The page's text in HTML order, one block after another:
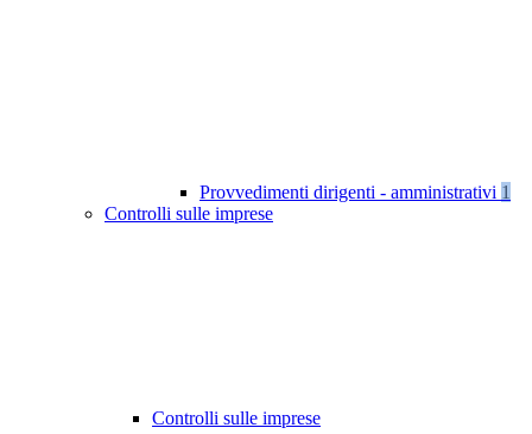
Provvedimenti dirigenti - amministrativi 1
Controlli sulle imprese
Controlli sulle imprese